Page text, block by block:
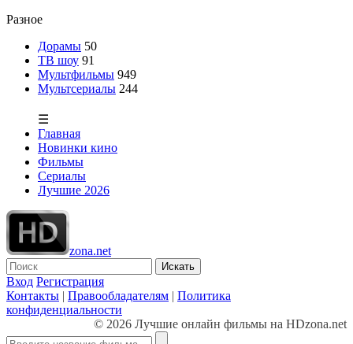
Разное
Дорамы 50
ТВ шоу 91
Мультфильмы 949
Мультсериалы 244
☰
Главная
Новинки кино
Фильмы
Сериалы
Лучшие 2026
zona.net
Искать
Вход Регистрация
Контакты | Правообладателям | Политика
конфиденциальности
© 2026 Лучшие онлайн фильмы на HDzona.net